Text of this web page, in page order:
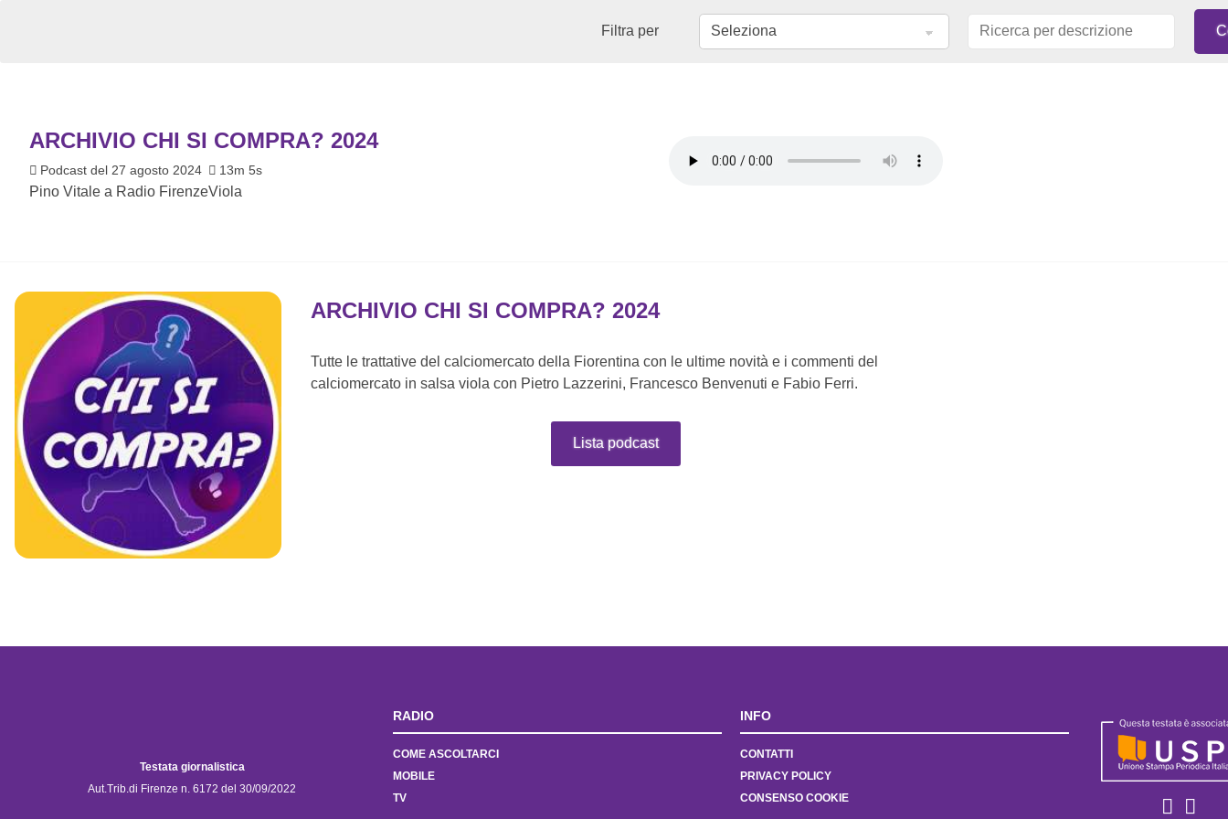
Filtra per
ARCHIVIO CHI SI COMPRA? 2024
Podcast del 27 agosto 2024 13m 5s
Pino Vitale a Radio FirenzeViola
ARCHIVIO CHI SI COMPRA? 2024
Tutte le trattative del calciomercato della Fiorentina con le ultime novità e i commenti del
calciomercato in salsa viola con Pietro Lazzerini, Francesco Benvenuti e Fabio Ferri.
Lista podcast
Testata giornalistica
Aut.Trib.di Firenze n. 6172 del 30/09/2022
RADIO
COME ASCOLTARCI
MOBILE
TV
INFO
CONTATTI
PRIVACY POLICY
CONSENSO COOKIE